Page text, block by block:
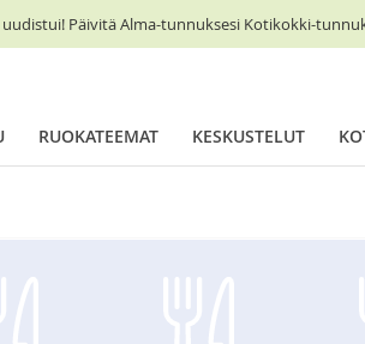
Päivitä Alma-tunnuksesi Kotikokki-
RUOKATEEMAT KESKUSTELUT